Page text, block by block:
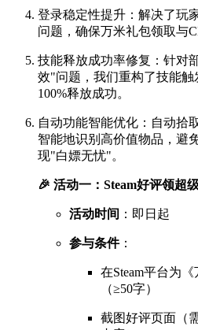
登录稳定性提升：解决了玩
问题，确保万米礼包领取与
技能释放成功率修复：针对
效"问题，我们重构了技能
100%释放成功。
自动功能智能优化：自动拾
智能地识别高价值物品，避
现"白嫖无忧"。
🎉 活动一：Steam好评领超
活动时间 ：即日起
参与条件：
在Steam平台为
（≥50字）
截图好评页面（